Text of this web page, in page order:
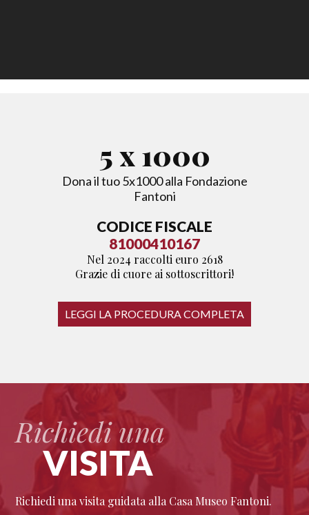
5x 1000
Dona il tuo 5x1000 alla Fondazione
Fantoni
CODICE FISCALE
81000410167
Nel 2024 raccolti euro 2618
Grazie di cuore ai sottoscrittori!
LEGGI LA PROCEDURA COMPLETA
Richiedi una
VISITA
Richiedi una visita guidata alla Casa Museo Fantoni.